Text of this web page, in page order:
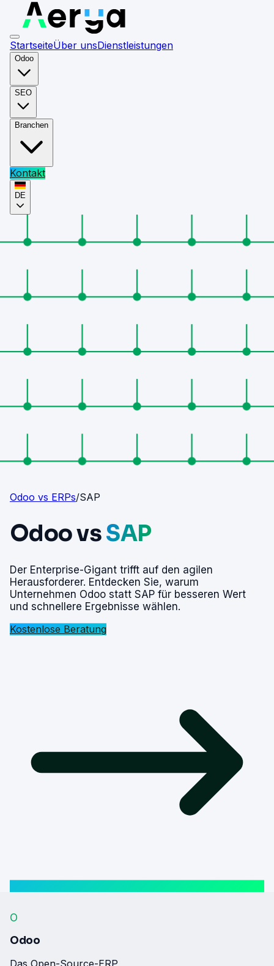
StartseiteÜber unsDienstleistungen
Odoo
SEO
Branchen
Kontakt
DE
Odoo vs ERPs/SAP
Odoo vsSAP
Der Enterprise-Gigant trifft auf den agilen
Herausforderer. Entdecken Sie, warum
Unternehmen Odoo statt SAP für besseren Wert
und schnellere Ergebnisse wählen.
Kostenlose Beratung
O
Odoo
Das Open-Source-ERP